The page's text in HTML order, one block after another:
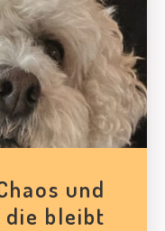
und
die bleibt